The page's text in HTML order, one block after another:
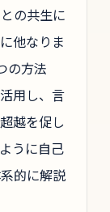
の共生に
他なりま
の方法
用し、言
越を促し
うに自己
的に解説